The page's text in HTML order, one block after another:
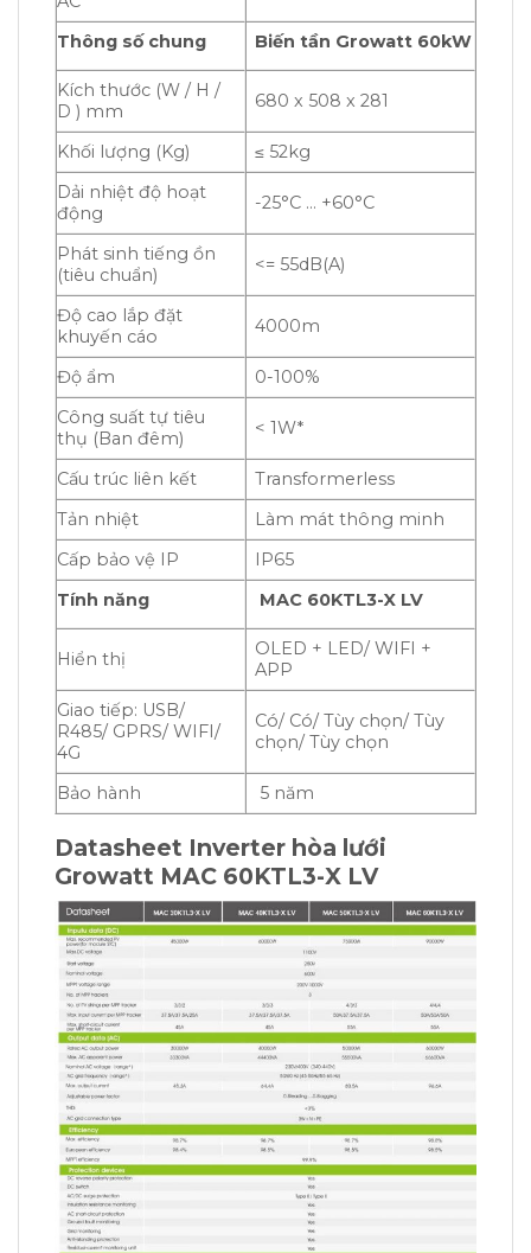
Thông số chung Biến tần Growatt 60kW
Kích thước (W / H /
D ) mm
680 x 508 x 281
Khối lượng (Kg)
≤ 52kg
Dải nhiệt độ hoạt
động
-25°C … +60°C
Phát sinh tiếng ồn
(tiêu chuẩn)
<= 55dB(A)
Độ cao lắp đặt
khuyến cáo
4000m
Độ ẩm
0-100%
Công suất tự tiêu
thụ (Ban đêm)
< 1W*
Cấu trúc liên kết
Transformerless
Tản nhiệt
Làm mát thông minh
Cấp bảo vệ IP
IP65
Tính năng
MAC 60KTL3-X LV
Hiển thị
OLED + LED/ WIFI +
APP
Giao tiếp: USB/
R485/ GPRS/ WIFI/
4G
Có/ Có/ Tùy chọn/ Tùy
chọn/ Tùy chọn
Bảo hành 5 năm
Datasheet Inverter hòa lưới
Growatt MAC 60KTL3-X LV